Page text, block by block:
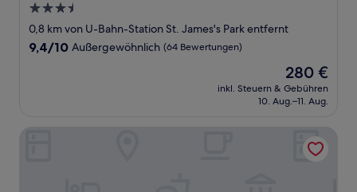
3.5-
Sterne-
Unterkunft
0,8 km von U-Bahn-Station St. James's Park entfernt
9.4
9,4/10 Außergewöhnlich (64 Bewertungen)
Der
Preis
beträgt
280 €
inkl. Steuern & Gebühren
10. Aug.–11. Aug.